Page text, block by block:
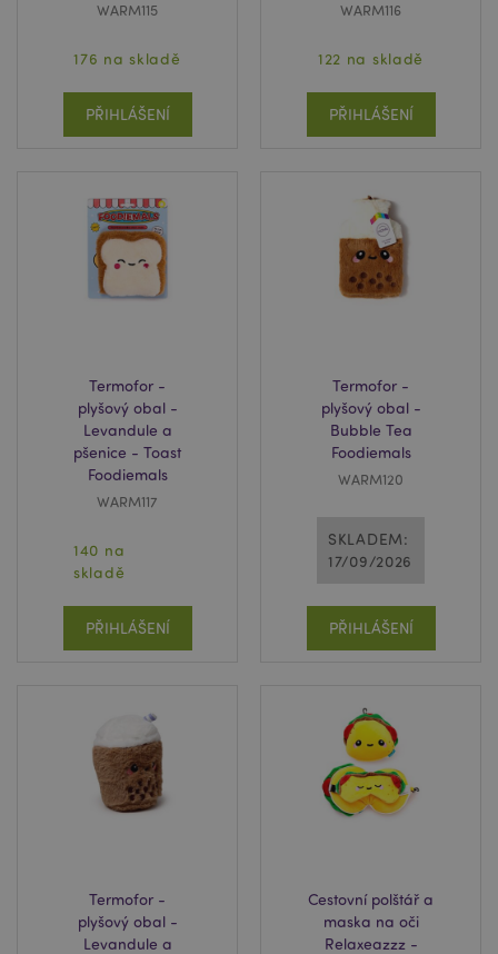
WARM115
176 na skladě
PŘIHLÁŠENÍ
WARM116
122 na skladě
PŘIHLÁŠENÍ
Termofor -
plyšový obal -
Levandule a
pšenice - Toast
Foodiemals
WARM117
140 na
skladě
PŘIHLÁŠENÍ
Termofor -
plyšový obal -
Bubble Tea
Foodiemals
WARM120
SKLADEM:
17/09/2026
PŘIHLÁŠENÍ
Termofor -
plyšový obal -
Levandule a
Cestovní polštář a
maska na oči
Relaxeazzz -